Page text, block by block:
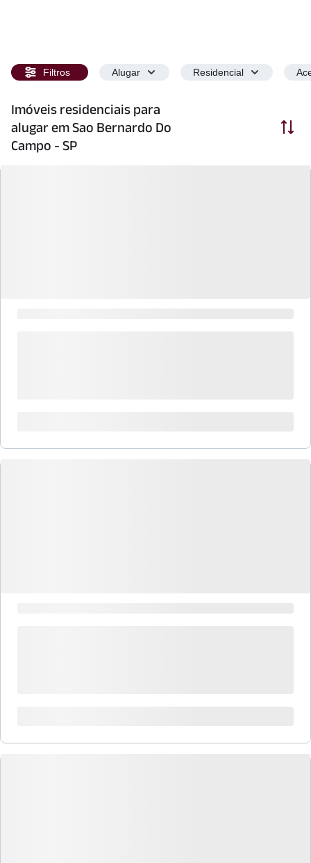
Filtros Alugar Residencial
Imóveis residenciais para
alugar em Sao Bernardo Do
Campo - SP
Ordenar